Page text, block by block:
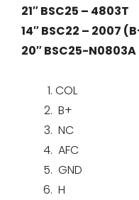
21″ BSC25 – 4803T
14″ BSC22 – 2007
20″ BSC25-N0803A
COL
B+
NC
AFC
GND
H